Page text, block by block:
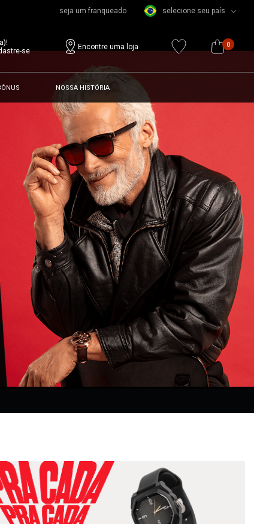
seja um franqueado selecione seu país
se
Encontre uma loja 0
NOSSA HISTÓRIA